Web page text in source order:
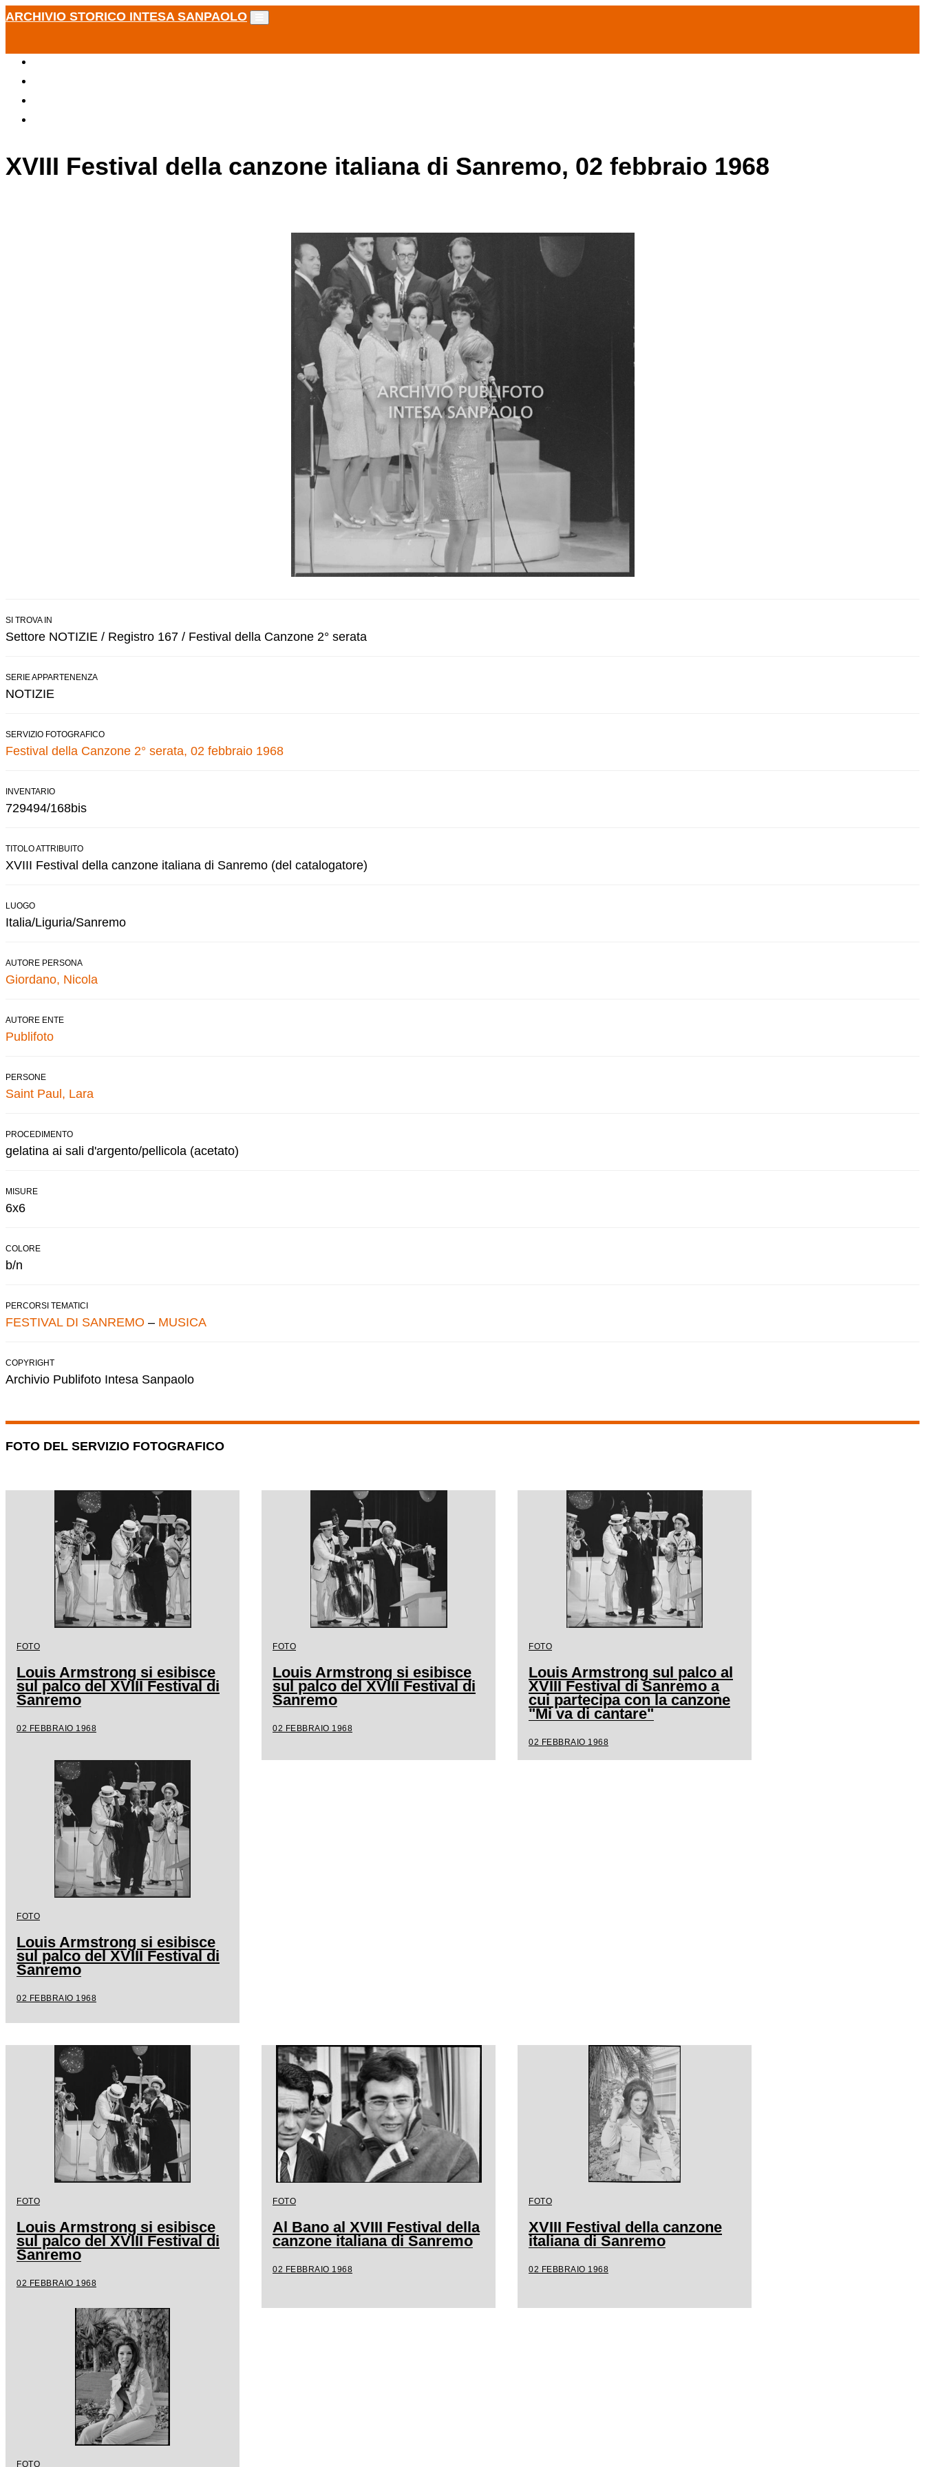
ARCHIVIO STORICO INTESA SANPAOLO
XVIII Festival della canzone italiana di Sanremo, 02 febbraio 1968
SI TROVA IN
Settore NOTIZIE / Registro 167 / Festival della Canzone 2° serata
SERIE APPARTENENZA
NOTIZIE
SERVIZIO FOTOGRAFICO
Festival della Canzone 2° serata, 02 febbraio 1968
INVENTARIO
729494/168bis
TITOLO ATTRIBUITO
XVIII Festival della canzone italiana di Sanremo (del catalogatore)
LUOGO
Italia/Liguria/Sanremo
AUTORE PERSONA
Giordano, Nicola
AUTORE ENTE
Publifoto
PERSONE
Saint Paul, Lara
PROCEDIMENTO
gelatina ai sali d'argento/pellicola (acetato)
MISURE
6x6
COLORE
b/n
PERCORSI TEMATICI
FESTIVAL DI SANREMO – MUSICA
COPYRIGHT
Archivio Publifoto Intesa Sanpaolo
FOTO DEL SERVIZIO FOTOGRAFICO
FOTO
Louis Armstrong si esibisce
sul palco del XVIII Festival di
Sanremo
02 FEBBRAIO 1968
FOTO
Louis Armstrong si esibisce
sul palco del XVIII Festival di
Sanremo
02 FEBBRAIO 1968
FOTO
Louis Armstrong sul palco al
XVIII Festival di Sanremo a
cui partecipa con la canzone
"Mi va di cantare"
02 FEBBRAIO 1968
FOTO
Louis Armstrong si esibisce
sul palco del XVIII Festival di
Sanremo
02 FEBBRAIO 1968
FOTO
Louis Armstrong si esibisce
sul palco del XVIII Festival di
Sanremo
02 FEBBRAIO 1968
FOTO
Al Bano al XVIII Festival della
canzone italiana di Sanremo
02 FEBBRAIO 1968
FOTO
XVIII Festival della canzone
italiana di Sanremo
02 FEBBRAIO 1968
FOTO